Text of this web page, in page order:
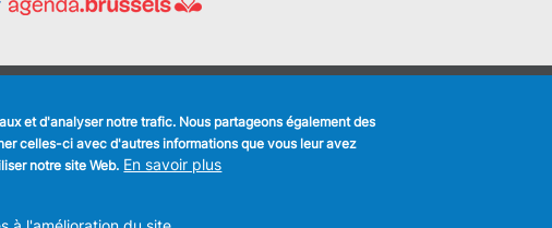
et d'analyser notre trafic. Nous partageons également des
celles-ci avec d'autres informations que vous leur avez
notre site Web. En savoir plus